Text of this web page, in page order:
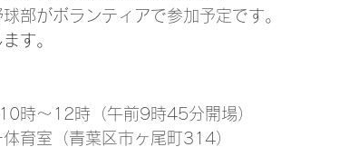
部がボランティアで参加予定です。
す。
時〜12時（午前9時45分開場）
育室（青葉区市ヶ尾町314）